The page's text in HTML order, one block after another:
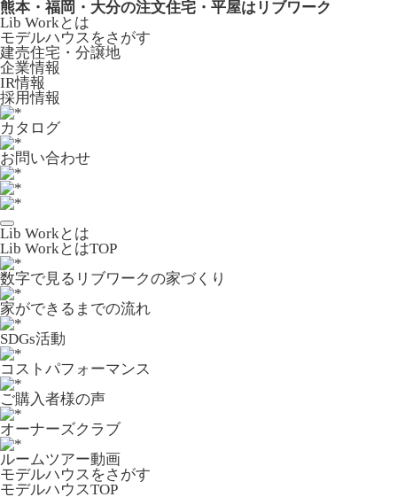
熊本・福岡・大分の注文住宅・平屋はリブワーク
Lib Workとは
モデルハウスをさがす
建売住宅・分譲地
企業情報
IR情報
採用情報
カタログ
お問い合わせ
Lib Workとは
Lib WorkとはTOP
数字で⾒るリブワークの家づくり
家ができるまでの流れ
SDGs活動
コストパフォーマンス
ご購入者様の声
オーナーズクラブ
ルームツアー動画
モデルハウスをさがす
モデルハウスTOP